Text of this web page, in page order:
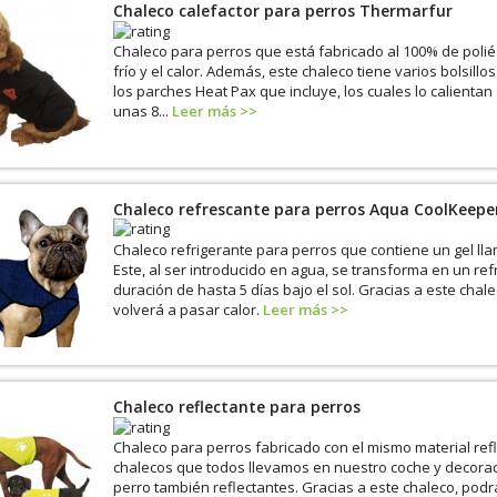
Chaleco calefactor para perros Thermarfur
Chaleco para perros que está fabricado al 100% de
frío y el calor. Además, este chaleco tiene varios
los parches Heat Pax que incluye, los cuales lo calientan
unas 8... Leer más >>
Chaleco refrescante para perros Aqua
Chaleco refrigerante para perros que contiene un gel
Este, al ser introducido en agua, se transforma en un
duración de hasta 5 días bajo el sol. Gracias a este
volverá a pasar calor. Leer más >>
Chaleco reflectante para perros
Chaleco para perros fabricado con el mismo material
chalecos que todos llevamos en nuestro coche y
perro también reflectantes. Gracias a este chaleco,